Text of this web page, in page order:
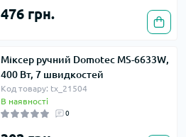
476 грн.
Міксер ручний Domotec MS-6633W,
400 Вт, 7 швидкостей
Код товару: tx_21504
В наявності
0